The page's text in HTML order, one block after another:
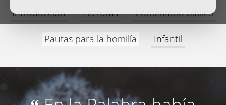
Introducción Lecturas Comentario bíblico
Pautas para la homilía Infantil